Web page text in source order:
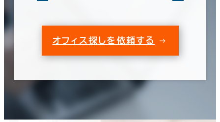
オフィス探しを依頼する